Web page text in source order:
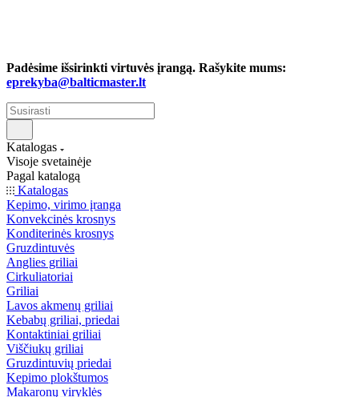
Padėsime išsirinkti virtuvės įrangą. Rašykite mums:
eprekyba@balticmaster.lt
Katalogas
Visoje svetainėje
Pagal katalogą
Katalogas
Kepimo, virimo įranga
Konvekcinės krosnys
Konditerinės krosnys
Gruzdintuvės
Anglies griliai
Cirkuliatoriai
Griliai
Lavos akmenų griliai
Kebabų griliai, priedai
Kontaktiniai griliai
Viščiukų griliai
Gruzdintuvių priedai
Kepimo plokštumos
Makaronų viryklės